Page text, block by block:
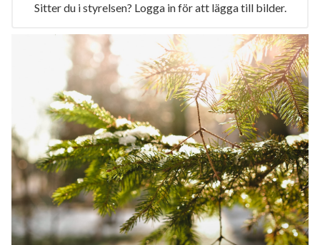
Sitter du i styrelsen? Logga in för att lägga till bilder.